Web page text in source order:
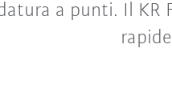
a punti. Il KR